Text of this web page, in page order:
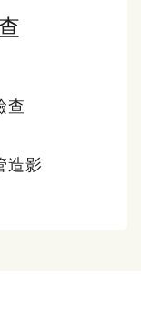
查
造影